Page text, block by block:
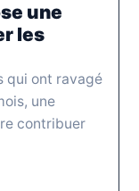
une
les
qui ont ravagé
une
contribuer